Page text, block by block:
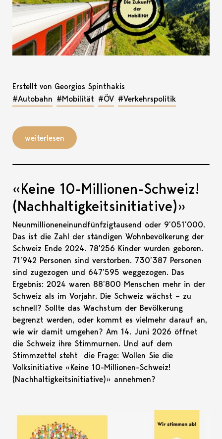
Erstellt von Georgios Spinthakis
#Autobahn #Mobilität #ÖV #Verkehrspolitik
weiterlesen
«Keine 10-Millionen-Schweiz!
(Nachhaltigkeitsinitiative)»
Neunmillioneneinundfünfzigtausend oder 9’051’000.
Das ist die Zahl der ständigen Wohnbevölkerung der
Schweiz Ende 2024. 78’256 Kinder wurden geboren.
71’942 Personen sind verstorben. 730’387 Personen
sind zugezogen und 647’595 weggezogen. Das
Ergebnis: 2024 waren 88’800 Menschen mehr in der
Schweiz als im Vorjahr. Die Schweiz wächst – zu
schnell? Sollte das Wachstum der Bevölkerung
begrenzt werden, oder kommt es vielmehr darauf an,
wie wir damit umgehen? Am 14. Juni 2026 öffnet
die Schweiz ihre Stimmurnen. Und auf dem
Stimmzettel steht die Frage: Wollen Sie die
Volksinitiative «Keine 10-Millionen-Schweiz!
(Nachhaltigkeitsinitiative)» annehmen?